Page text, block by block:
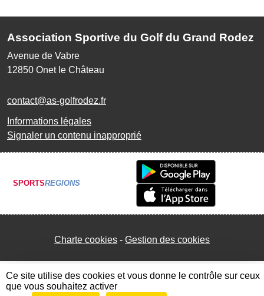
Association Sportive du Golf du Grand Rodez
Avenue de Vabre
12850 Onet le Château
contact@as-golfrodez.fr
Informations légales
Signaler un contenu inapproprié
SPORTSREGIONS
Charte cookies Gestion des cookies
Ce site utilise des cookies et vous donne le contrôle sur ceux
que vous souhaitez activer